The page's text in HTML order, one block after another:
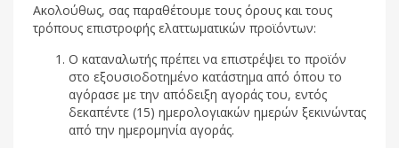
Ακολούθως, σας παραθέτουμε τους όρους και τους
τρόπους επιστροφής ελαττωματικών προϊόντων:
Ο καταναλωτής πρέπει να επιστρέψει το προϊόν
στο εξουσιοδοτημένο κατάστημα από όπου το
αγόρασε με την απόδειξη αγοράς του, εντός
δεκαπέντε (15) ημερολογιακών ημερών ξεκινώντας
από την ημερομηνία αγοράς.